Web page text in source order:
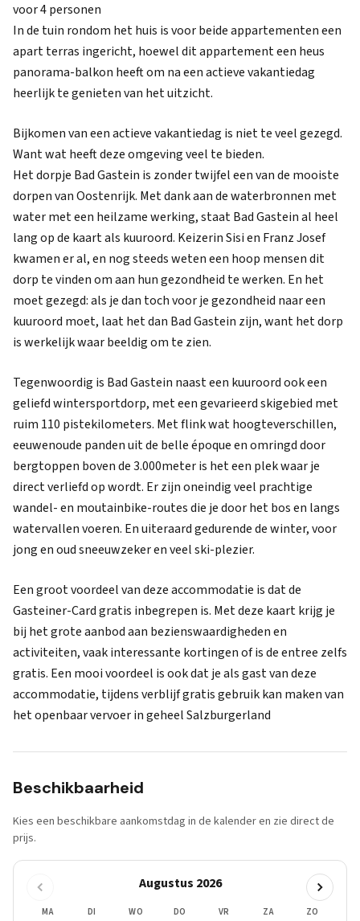
voor 4 personen
In de tuin rondom het huis is voor beide appartementen een
apart terras ingericht, hoewel dit appartement een heus
panorama-balkon heeft om na een actieve vakantiedag
heerlijk te genieten van het uitzicht.
Bijkomen van een actieve vakantiedag is niet te veel gezegd.
Want wat heeft deze omgeving veel te bieden.
Het dorpje Bad Gastein is zonder twijfel een van de mooiste
dorpen van Oostenrijk. Met dank aan de waterbronnen met
water met een heilzame werking, staat Bad Gastein al heel
lang op de kaart als kuuroord. Keizerin Sisi en Franz Josef
kwamen er al, en nog steeds weten een hoop mensen dit
dorp te vinden om aan hun gezondheid te werken. En het
moet gezegd: als je dan toch voor je gezondheid naar een
kuuroord moet, laat het dan Bad Gastein zijn, want het dorp
is werkelijk waar beeldig om te zien.
Tegenwoordig is Bad Gastein naast een kuuroord ook een
geliefd wintersportdorp, met een gevarieerd skigebied met
ruim 110 pistekilometers. Met flink wat hoogteverschillen,
eeuwenoude panden uit de belle époque en omringd door
bergtoppen boven de 3.000meter is het een plek waar je
direct verliefd op wordt. Er zijn oneindig veel prachtige
wandel- en moutainbike-routes die je door het bos en langs
watervallen voeren. En uiteraard gedurende de winter, voor
jong en oud sneeuwzeker en veel ski-plezier.
Een groot voordeel van deze accommodatie is dat de
Gasteiner-Card gratis inbegrepen is. Met deze kaart krijg je
bij het grote aanbod aan bezienswaardigheden en
activiteiten, vaak interessante kortingen of is de entree zelfs
gratis. Een mooi voordeel is ook dat je als gast van deze
accommodatie, tijdens verblijf gratis gebruik kan maken van
het openbaar vervoer in geheel Salzburgerland
Beschikbaarheid
Kies een beschikbare aankomstdag in de kalender en zie direct de
prijs.
Augustus 2026
MA DI WO DO VR ZA ZO